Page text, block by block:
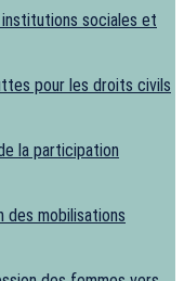
institutions sociales et
pour les droits civils
la participation
des mobilisations